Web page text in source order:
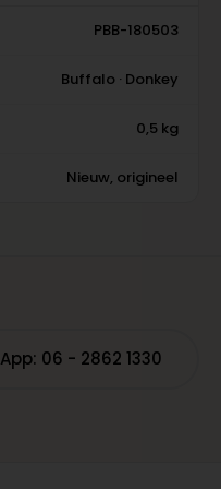
PBB-180503
Buffalo · Donkey
0,5 kg
Nieuw, origineel
App: 06 - 2862 1330